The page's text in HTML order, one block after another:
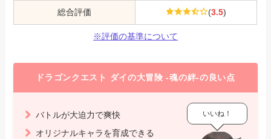
総合評価 (3.5)
※評価の基準について
ドラゴンクエスト ダイの大冒険 -魂の絆-の良い点
バトルが大迫力で爽快
オリジナルキャラを育成できる
いいね！